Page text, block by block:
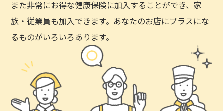
また非常にお得な健康保険に加入することができ、家
族・従業員も加入できます。あなたのお店にプラスにな
るものがいろいろあります。